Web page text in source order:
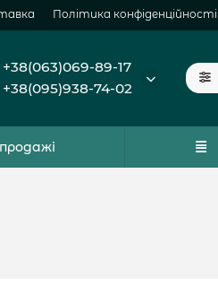
Політика конфіденційності
+38(063)069-89-17
+38(095)938-74-02